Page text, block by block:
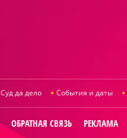
Суд да дело События и даты
ОБРАТНАЯ СВЯЗЬ РЕКЛАМА